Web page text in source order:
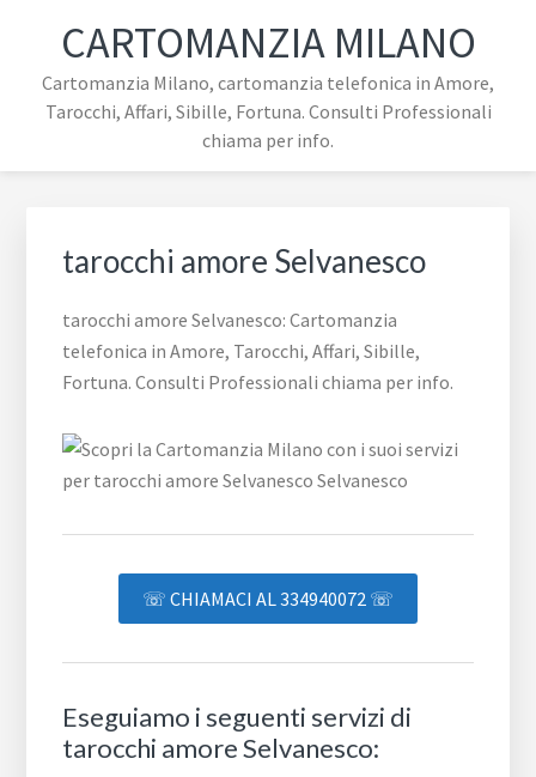
navigazione
primaria
contenuto
principale
footer
navigation
CARTOMANZIA MILANO
Cartomanzia Milano, cartomanzia telefonica in Amore,
Tarocchi, Affari, Sibille, Fortuna. Consulti Professionali
chiama per info.
tarocchi amore Selvanesco
tarocchi amore Selvanesco: Cartomanzia
telefonica in Amore, Tarocchi, Affari, Sibille,
Fortuna. Consulti Professionali chiama per info.
☏ CHIAMACI AL 334940072 ☏
Eseguiamo i seguenti servizi di
tarocchi amore Selvanesco: